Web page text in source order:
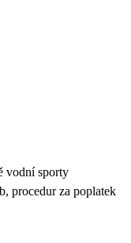
vodní sporty
procedur za poplatek